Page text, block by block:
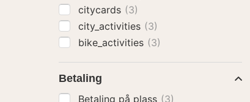
citycards (3)
city_activities (3)
bike_activities (3)
Betaling
Betaling på plass (3)